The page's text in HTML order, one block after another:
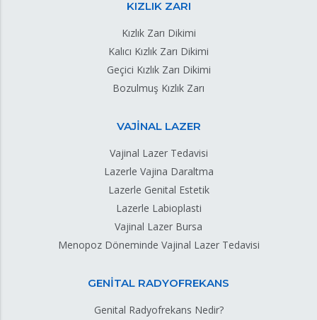
KIZLIK ZARI
Kızlık Zarı Dikimi
Kalıcı Kızlık Zarı Dikimi
Geçici Kızlık Zarı Dikimi
Bozulmuş Kızlık Zarı
VAJİNAL LAZER
Vajinal Lazer Tedavisi
Lazerle Vajina Daraltma
Lazerle Genital Estetik
Lazerle Labioplasti
Vajinal Lazer Bursa
Menopoz Döneminde Vajinal Lazer Tedavisi
GENİTAL RADYOFREKANS
Genital Radyofrekans Nedir?